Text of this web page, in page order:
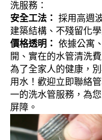
洗服務：
安全工法： 採用高週
建築結構、不殘留化學
價格透明： 依據公寓
開、實在的水管清洗
為了全家人的健康，
用水！歡迎立即聯絡
一的洗水管服務，為
屏障。